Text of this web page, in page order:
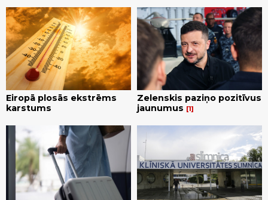
Eiropā plosās ekstrēms
karstums
Zelenskis paziņo pozitīvus
jaunumus
1